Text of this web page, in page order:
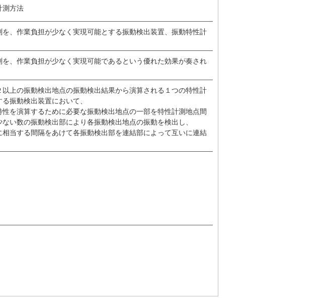
測方法
、作業負担が少なく実現可能とする振動検出装置、振動特性計
、作業負担が少なく実現可能であるという優れた効果が奏され
上の振動検出地点の振動検出結果から演算される１つの特性計
振動検出装置において、
を演算するために必要な振動検出地点の一部を特性計測地点間
い数の振動検出部により各振動検出地点の振動を検出し、
当する間隔をあけて各振動検出部を連結部によって互いに連結